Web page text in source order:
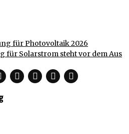
für Photovoltaik 2026
für Solarstrom steht vor dem Aus